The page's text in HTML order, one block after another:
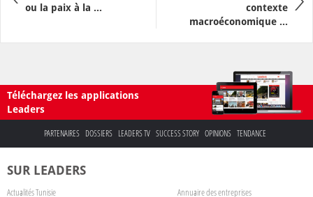
ou la paix à la ...
contexte
macroéconomique ...
Téléchargez les applications
Leaders
PARTENAIRES DOSSIERS LEADERS TV SUCCESS STORY OPINIONS TENDANCE
SUR LEADERS
Actualités Tunisie Annuaire des entreprises